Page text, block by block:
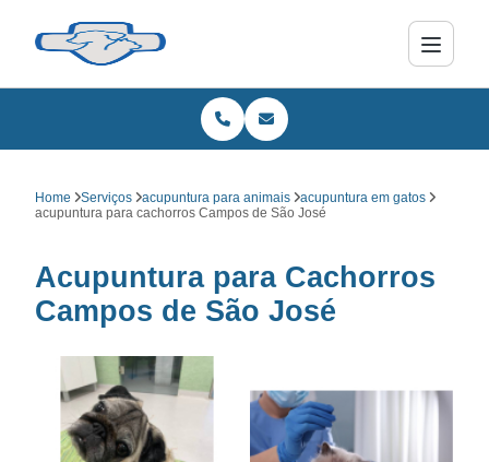
Home Serviços acupuntura para animais
acupuntura em gatos
acupuntura para cachorros Campos de São José
Acupuntura para Cachorros
Campos de São José